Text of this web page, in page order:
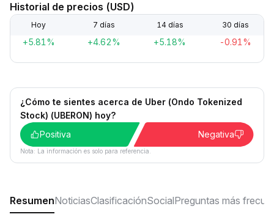
Historial de precios (USD)
Hoy 7 días 14 días 30 días
+5.81% +4.62% +5.18% -0.91%
¿Cómo te sientes acerca de Uber (Ondo Tokenized
Stock) (UBERON) hoy?
Positiva
Negativa
Nota: La información es solo para referencia.
ResumenNoticiasClasificaciónSocialPreguntas más